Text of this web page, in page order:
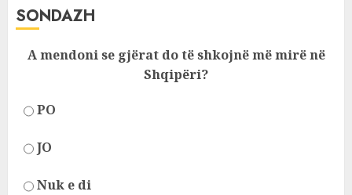
SONDAZH
A mendoni se gjërat do të shkojnë më mirë në
Shqipëri?
PO
JO
Nuk e di